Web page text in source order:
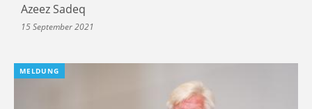
Azeez Sadeq
15 September 2021
MELDUNG